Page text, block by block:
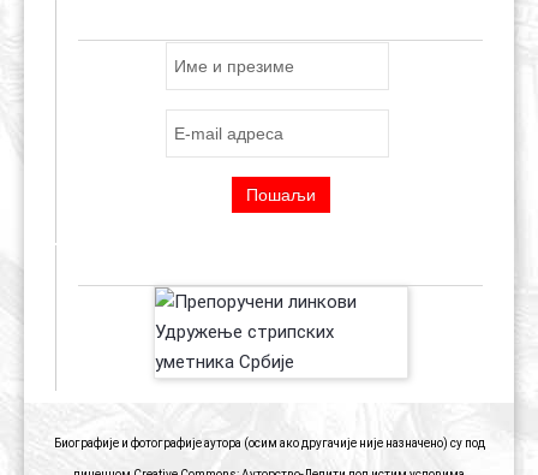
Биографије и фотографије аутора (осим ако другачије није назначено) су под